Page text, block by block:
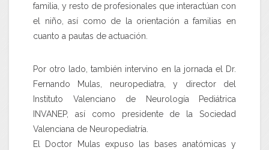
familia, y resto de profesionales que interactúan con
el niño, así como de la orientación a familias en
cuanto a pautas de actuación.
Por otro lado, también intervino en la jornada el Dr.
Fernando Mulas, neuropediatra, y director del
Instituto Valenciano de Neurología Pediátrica
INVANEP, así como presidente de la Sociedad
Valenciana de Neuropediatría.
El Doctor Mulas expuso las bases anatómicas y